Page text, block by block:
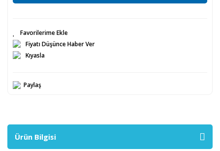
Fiyatı Düşünce Haber Ver
Kıyasla
Paylaş
Ürün Bilgisi